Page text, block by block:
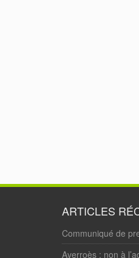
ARTICLES
Communiqué de
Averroès : non à